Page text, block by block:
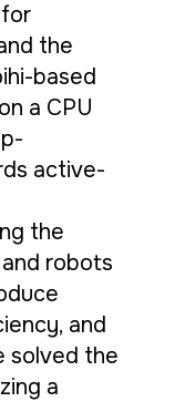
the
based
a CPU
active-
the
robots
and
solved the
a